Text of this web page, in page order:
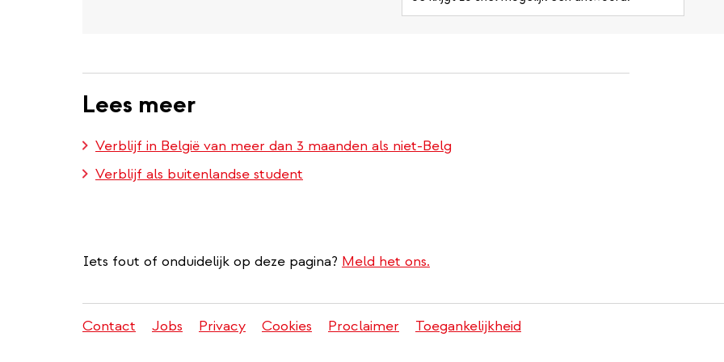
Lees meer
Verblijf in België van meer dan 3 maanden als niet-Belg
Verblijf als buitenlandse student
Iets fout of onduidelijk op deze pagina? Meld het ons.
Juridisch
Contact Jobs Privacy Cookies Proclaimer Toegankelijkheid